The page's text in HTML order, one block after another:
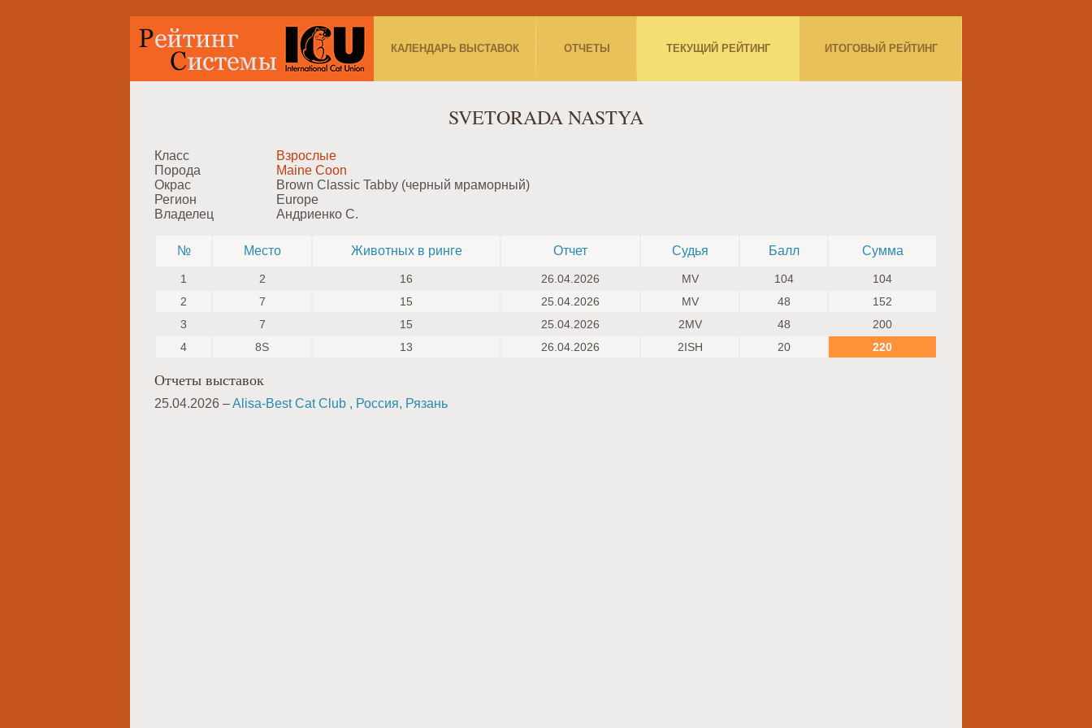
КАЛЕНДАРЬ ВЫСТАВОК ОТЧЕТЫ ТЕКУЩИЙ РЕЙТИНГ ИТОГОВЫЙ РЕЙТИНГ
SVETORADA NASTYA
Класс
Взрослые
Порода
Maine Coon
Окрас
Brown Classic Tabby (черный мраморный)
Регион
Europe
Владелец
Андриенко С.
№ Место Животных в ринге Отчет Судья Балл Сумма
1 2 16 26.04.2026 MV 104
104
2
7 15 25.04.2026 MV 48
152
3
7 15 25.04.2026 2MV 48
200
4
8S 13 26.04.2026 2ISH 20 220
Отчеты выставок
25.04.2026 –Alisa-Best Cat Club , Россия, Рязань